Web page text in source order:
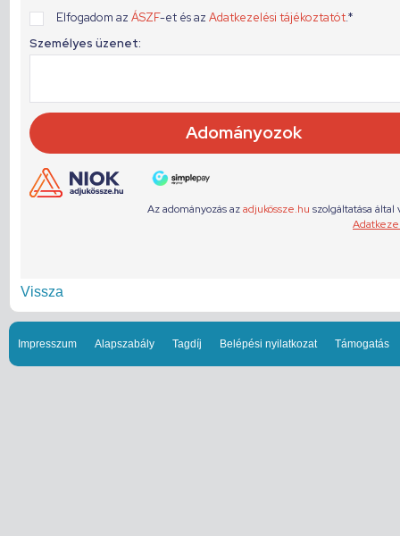
Vissza
Impresszum Alapszabály Tagdíj Belépési nyilatkozat Támogatás